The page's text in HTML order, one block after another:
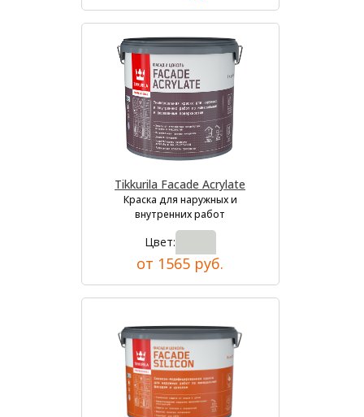
Tikkurila Facade Acrylate
Краска для наружных и
внутренних работ
Цвет:
от 1565 руб.